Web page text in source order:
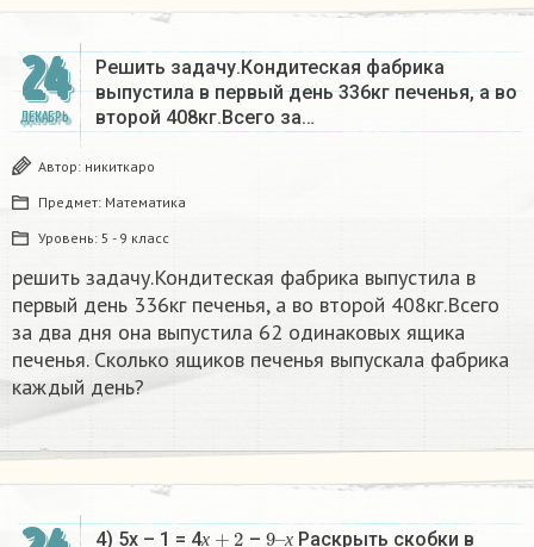
24
ДЕКАБРЬ
Решить задачу.Кондитеская фабрика
выпустила в первый день 336кг печенья, а во
второй 408кг.Всего за…
Автор: никиткаро
Предмет: Математика
Уровень: 5 - 9 класс
решить задачу.Кондитеская фабрика выпустила в
первый день 336кг печенья, а во второй 408кг.Всего
за два дня она выпустила 62 одинаковых ящика
печенья. Сколько ящиков печенья выпускала фабрика
каждый день?
4) 5х – 1 = 4х+2 – 9–
х Раскрыть скобки в